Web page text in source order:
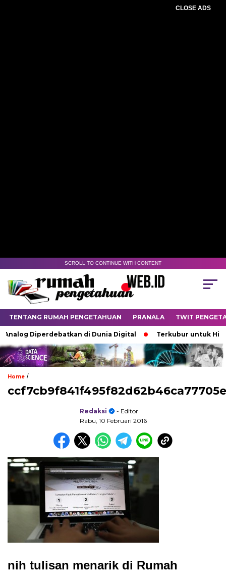
CLOSE ADS
SCROLL TO CONTINUE WITH CONTENT
TENTANG RUMAH PENGETAHUAN PRANALA TWIT
Diperdebatkan di Dunia Digital Terkubur untuk
Home /
ccf7cb9f841f495f82d62b46ca77705e
Redaksi
- Editor
Rabu, 10 Februari 2016
nih tulisan menarik di Rumah